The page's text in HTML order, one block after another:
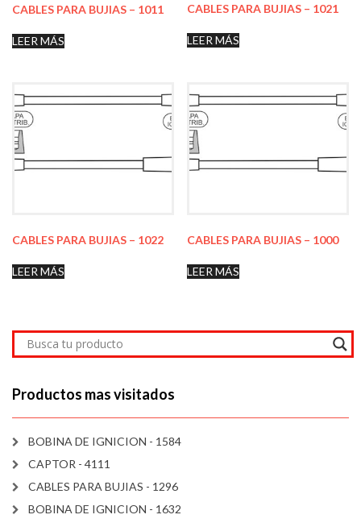
CABLES PARA BUJIAS – 1011
LEER MÁS
CABLES PARA BUJIAS – 1021
LEER MÁS
CABLES PARA BUJIAS – 1022
LEER MÁS
CABLES PARA BUJIAS – 1000
LEER MÁS
Productos mas visitados
BOBINA DE IGNICION - 1584
CAPTOR - 4111
CABLES PARA BUJIAS - 1296
BOBINA DE IGNICION - 1632